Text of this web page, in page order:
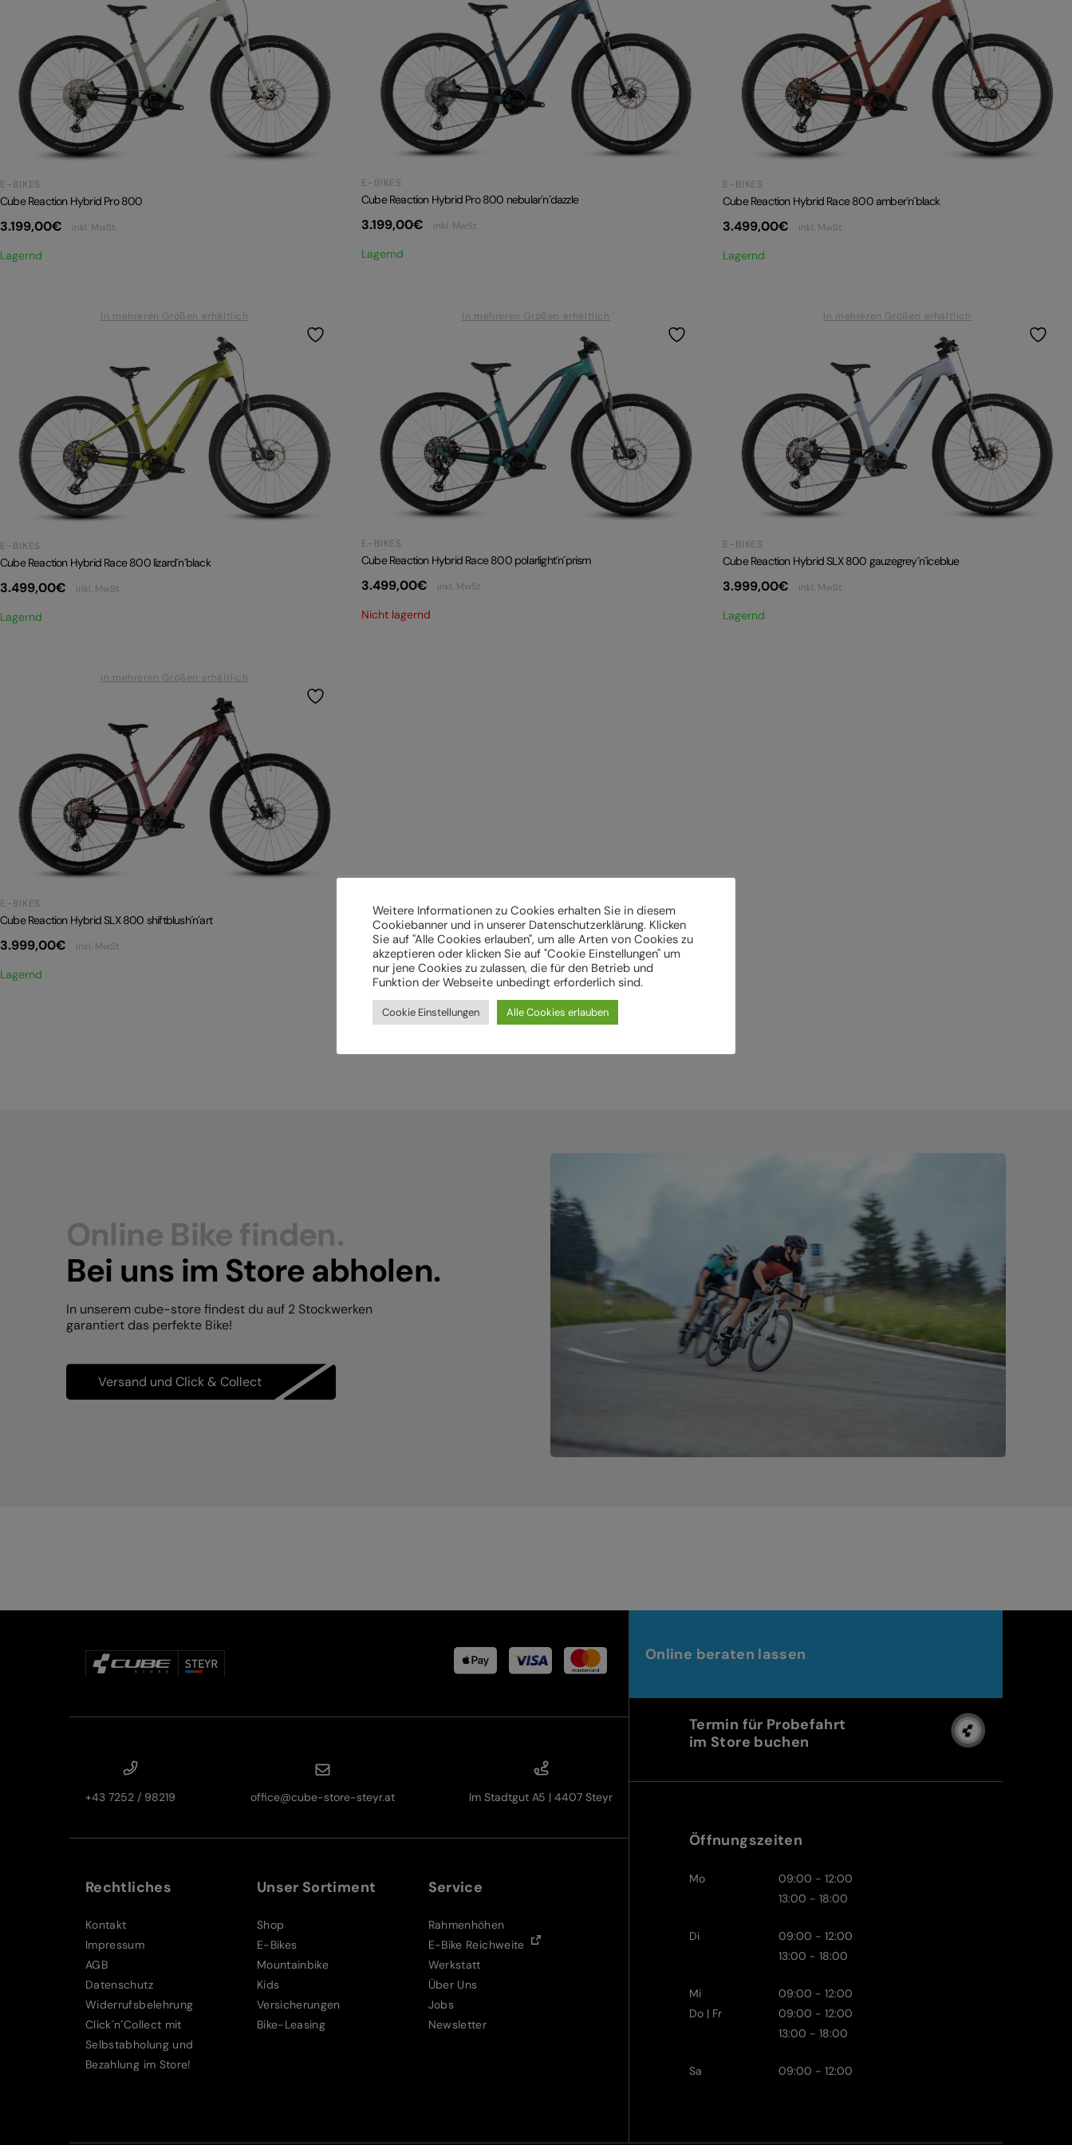
E-BIKES
Cube Reaction Hybrid Pro 800
3.199,00€ inkl. MwSt.
Lagernd
E-BIKES
Cube Reaction Hybrid Pro 800 nebular´n´dazzle
3.199,00€ inkl. MwSt.
Lagernd
E-BIKES
Cube Reaction Hybrid Race 800 amber´n´black
3.499,00€ inkl. MwSt.
Lagernd
In mehreren Größen erhältlich
E-BIKES
Cube Reaction Hybrid Race 800 lizard´n´black
3.499,00€ inkl. MwSt.
Lagernd
In mehreren Größen erhältlich
E-BIKES
Cube Reaction Hybrid Race 800 polarlight´n´prism
3.499,00€ inkl. MwSt.
Nicht lagernd
In mehreren Größen erhältlich
E-BIKES
Cube Reaction Hybrid SLX 800 gauzegrey´n´iceblue
3.999,00€ inkl. MwSt.
Lagernd
In mehreren Größen erhältlich
E-BIKES
Cube Reaction Hybrid SLX 800 shiftblush´n´art
3.999,00€ inkl. MwSt.
Lagernd
Online Bike finden.
Bei uns im Store abholen.
In unserem cube-store findest du auf 2 Stockwerken
garantiert das perfekte Bike!
Versand und Click & Collect
+43 7252 / 98219 office@cube-store-steyr.at Im Stadtgut A5 | 4407 Steyr
Rechtliches
Kontakt
Impressum
AGB
Datenschutz
Widerrufsbelehrung
Click´n´Collect mit
Selbstabholung und
Bezahlung im Store!
Unser Sortiment
Shop
E-Bikes
Mountainbike
Kids
Versicherungen
Bike-Leasing
Service
Rahmenhöhen
E-Bike Reichweite
Werkstatt
Über Uns
Jobs
Newsletter
Online beraten lassen
Termin für Probefahrt
im Store buchen
Öffnungszeiten
Mo
09:00 - 12:00
13:00 - 18:00
Di
09:00 - 12:00
13:00 - 18:00
Mi
09:00 - 12:00
Do | Fr
09:00 - 12:00
13:00 - 18:00
Sa 09:00 - 12:00
Weitere Informationen zu Cookies erhalten Sie in diesem
Cookiebanner und in unserer Datenschutzerklärung. Klicken
Sie auf "Alle Cookies erlauben", um alle Arten von Cookies zu
akzeptieren oder klicken Sie auf "Cookie Einstellungen" um
nur jene Cookies zu zulassen, die für den Betrieb und
Funktion der Webseite unbedingt erforderlich sind.
Cookie Einstellungen Alle Cookies erlauben